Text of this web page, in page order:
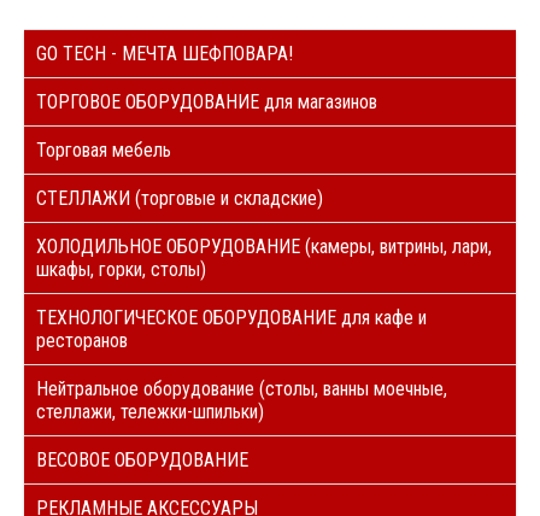
GO TECH - МЕЧТА ШЕФПОВАРА!
ТОРГОВОЕ ОБОРУДОВАНИЕ для магазинов
Торговая мебель
СТЕЛЛАЖИ (торговые и складские)
ХОЛОДИЛЬНОЕ ОБОРУДОВАНИЕ (камеры, витрины, лари,
шкафы, горки, столы)
ТЕХНОЛОГИЧЕСКОЕ ОБОРУДОВАНИЕ для кафе и
ресторанов
Нейтральное оборудование (столы, ванны моечные,
стеллажи, тележки-шпильки)
ВЕСОВОЕ ОБОРУДОВАНИЕ
РЕКЛАМНЫЕ АКСЕССУАРЫ